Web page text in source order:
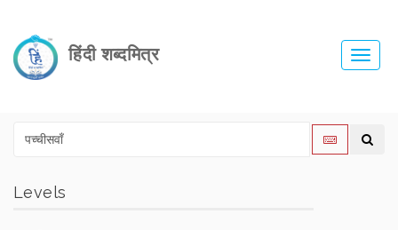
हिंदी शब्दमित्र
Levels